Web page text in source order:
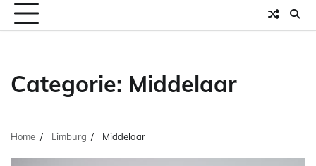
Categorie: Middelaar
Home Limburg Middelaar